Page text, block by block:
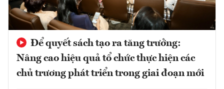
Để quyết sách tạo ra tăng trưởng:
Nâng cao hiệu quả tổ chức thực hiện các
chủ trương phát triển trong giai đoạn mới